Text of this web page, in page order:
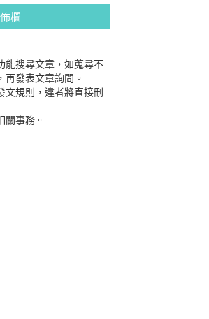
欄
能搜尋文章，如蒐尋不
再發表文章詢問。
文規則，違者將直接刪
關事務。